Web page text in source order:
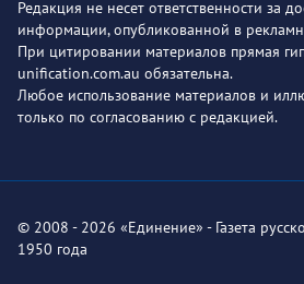
Редакция не несет ответственности за
информации, опубликованной в
При цитировании материалов прямая
unification.com.au обязательна.
Любое использование материалов и
только по согласованию с редакцией.
© 2008 - 2026 «Единение» - Газета
1950 года